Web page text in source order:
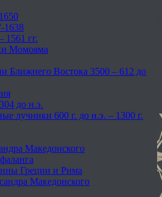
1638
1561 гг.
Момояма
Ближнего Востока 3500 – 612 до
до н.э.
лучники 600 г. до н.э. – 1300 г.
Македонского
Греции и Рима
Македонского